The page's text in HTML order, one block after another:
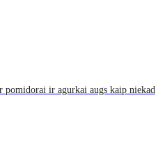
pomidorai ir agurkai augs kaip niekad